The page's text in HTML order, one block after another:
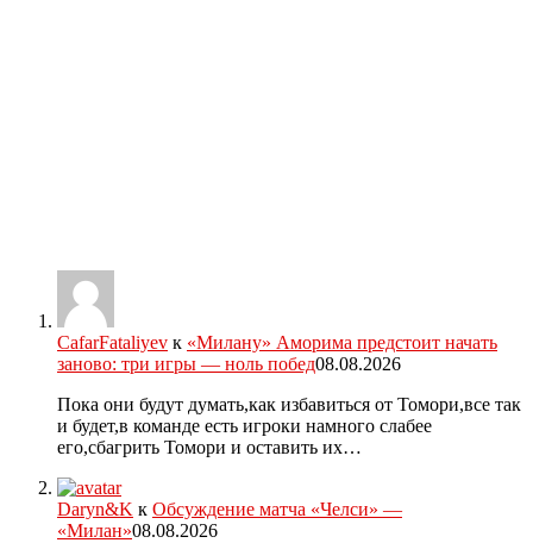
CafarFataliyev к «Милану» Аморима предстоит начать
заново: три игры — ноль побед08.08.2026
Пока они будут думать,как избавиться от Томори,все так
и будет,в команде есть игроки намного слабее
его,сбагрить Томори и оставить их…
Daryn&K к Обсуждение матча «Челси» —
«Милан»08.08.2026